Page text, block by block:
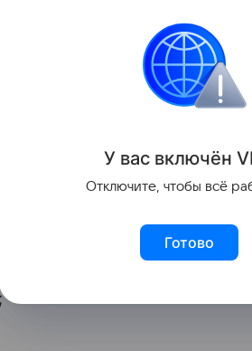
инвестирования в
и институциональным
«Озон»:
У вас включён V
Отключите, чтобы всё
Готово